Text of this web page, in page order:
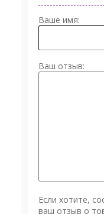
Ваше имя:
Ваш отзыв:
Если хотите,
ваш отзыв о